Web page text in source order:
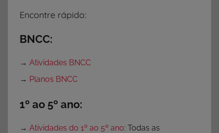
r
I
r
m
Encontre rápido:
BNCC:
→ Atividades BNCC
→ Planos BNCC
1º ao 5º ano:
→ Atividades do 1º ao 5º ano: Todas as